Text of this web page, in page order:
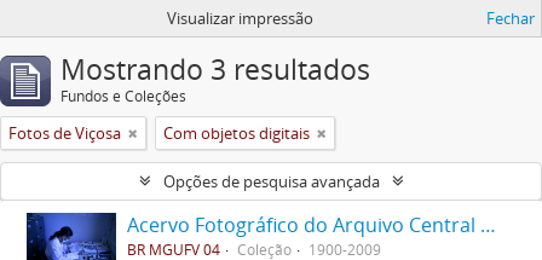
Visualizar impressão Fechar
Mostrando 3 resultados
Fundos e Coleções
Fotos de Viçosa Com objetos digitais
Opções de pesquisa avançada
Acervo Fotográfico do Arquivo Central Histórico da UFV
BR MGUFV 04 Coleção 1900-2009